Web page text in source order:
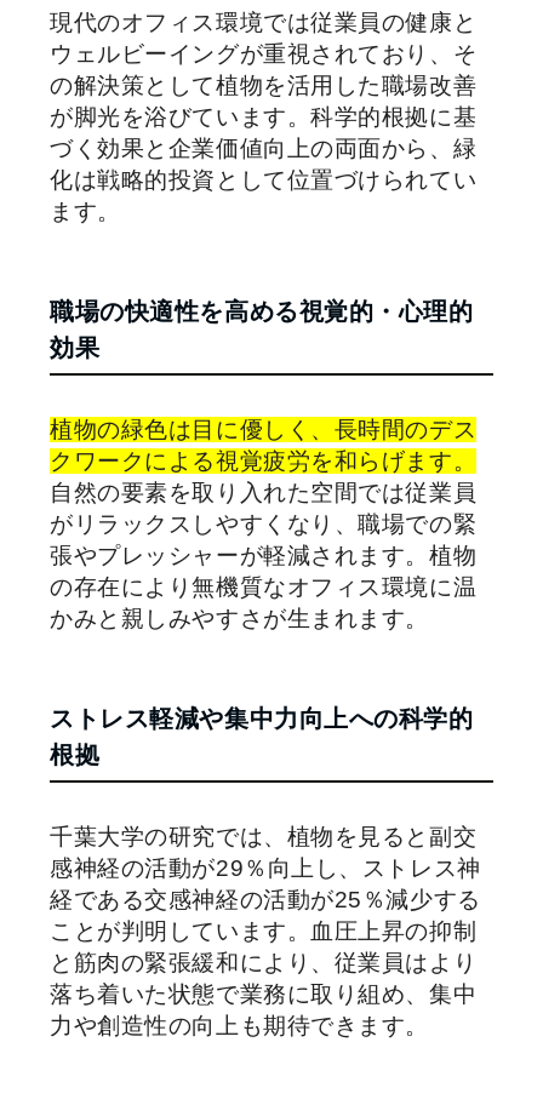
現代のオフィス環境では従業員の健康と
ウェルビーイングが重視されており、そ
の解決策として植物を活用した職場改善
が脚光を浴びています。科学的根拠に基
づく効果と企業価値向上の両面から、緑
化は戦略的投資として位置づけられてい
ます。
職場の快適性を高める視覚的・心理的
効果
植物の緑色は目に優しく、長時間のデス
クワークによる視覚疲労を和らげます。
自然の要素を取り入れた空間では従業員
がリラックスしやすくなり、職場での緊
張やプレッシャーが軽減されます。植物
の存在により無機質なオフィス環境に温
かみと親しみやすさが生まれます。
ストレス軽減や集中力向上への科学的
根拠
千葉大学の研究では、植物を見ると副交
感神経の活動が29％向上し、ストレス神
経である交感神経の活動が25％減少する
ことが判明しています。血圧上昇の抑制
と筋肉の緊張緩和により、従業員はより
落ち着いた状態で業務に取り組め、集中
力や創造性の向上も期待できます。